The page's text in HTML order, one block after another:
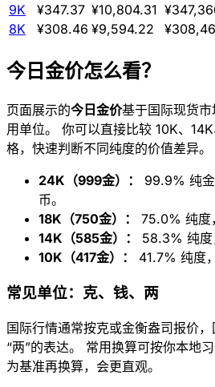
9K
¥347.37 ¥10,804.31
8K
¥308.46 ¥9,594.22
今日金价怎么看？
页面展示的今日金价基于国际现货
用单位。 你可以直接比较 10K、
格，快速判断不同纯度的价值差异。
24K（999金）：
99.9% 纯
币。
18K（750金）：
75.0% 纯度
14K（585金）：
58.3% 纯度
10K（417金）：
41.7% 纯度
常见单位：克、钱、两
国际行情通常按克或金衡盎司报价
“两”的表达。 常用换算可按你本地
为基准再换算，会更直观。